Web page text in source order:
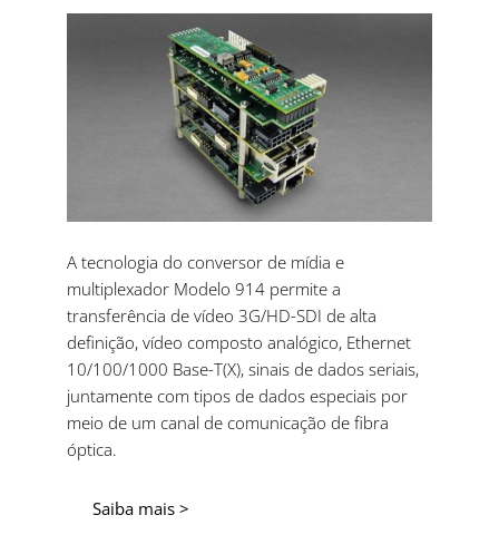
A tecnologia do conversor de mídia e
multiplexador Modelo 914 permite a
transferência de vídeo 3G/HD-SDI de alta
definição, vídeo composto analógico, Ethernet
10/100/1000 Base-T(X), sinais de dados seriais,
juntamente com tipos de dados especiais por
meio de um canal de comunicação de fibra
óptica.
Saiba mais >